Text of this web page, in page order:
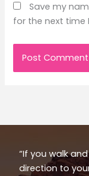
Save my
for the next time
“If you walk
direction to